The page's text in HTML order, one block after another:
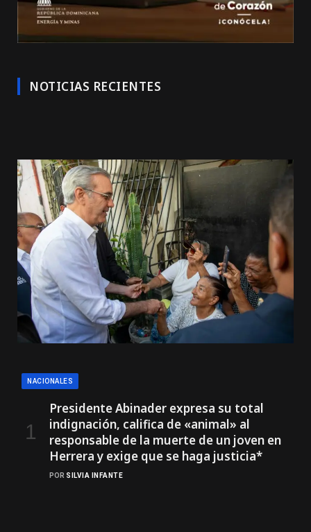
NOTICIAS RECIENTES
NACIONALES
Presidente Abinader expresa su total
indignación, califica de «animal» al
responsable de la muerte de un joven en
Herrera y exige que se haga justicia*
POR SILVIA INFANTE